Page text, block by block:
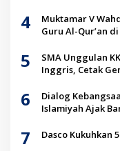
4
Muktamar V
Guru Al-Qur’an
5
SMA Unggulan
Inggris, Cetak
6
Dialog
Islamiyah Ajak
7 Dasco Kukuhkan